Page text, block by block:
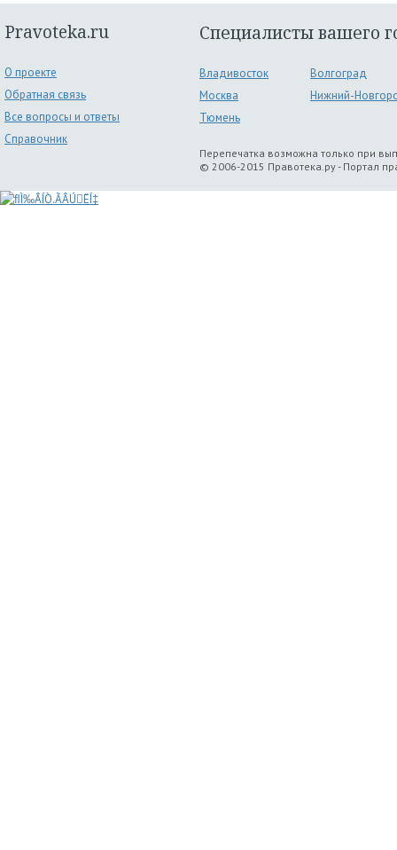
Pravoteka.ru
О проекте
Обратная связь
Все вопросы и ответы
Справочник
Специалисты вашего
Владивосток
Волгоград
Москва
Нижний-
Тюмень
Перепечатка возможна только при
© 2006-2015 Правотека.ру - Портал